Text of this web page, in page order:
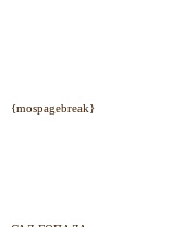
{mospagebreak}